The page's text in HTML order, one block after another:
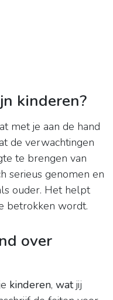
kinderen?
met je aan de hand
de verwachtingen
te brengen van
serieus genomen en
ouder. Het helpt
betrokken wordt.
over
kinderen, watjij